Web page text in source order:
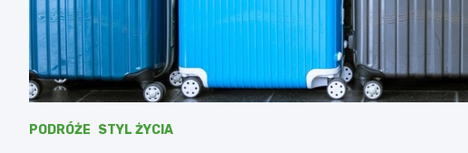
PODRÓŻE STYL ŻYCIA